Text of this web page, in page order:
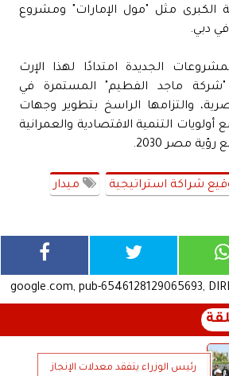
الكبرى مثل "مول الإمارات" ومشروع
دبي.
الجديدة امتدادًا لهذا الإرث
"شركة ماجد الفطيم" المستمرة في
والتزامها الراسخ بتطوير وجهات
التنمية الاقتصادية والعمرانية
مصر 2030.
شراكة استراتيجية ميدار
google.com, pub-6546128129065693,
رئيس الوزراء يتفقد معدلات الإنجاز